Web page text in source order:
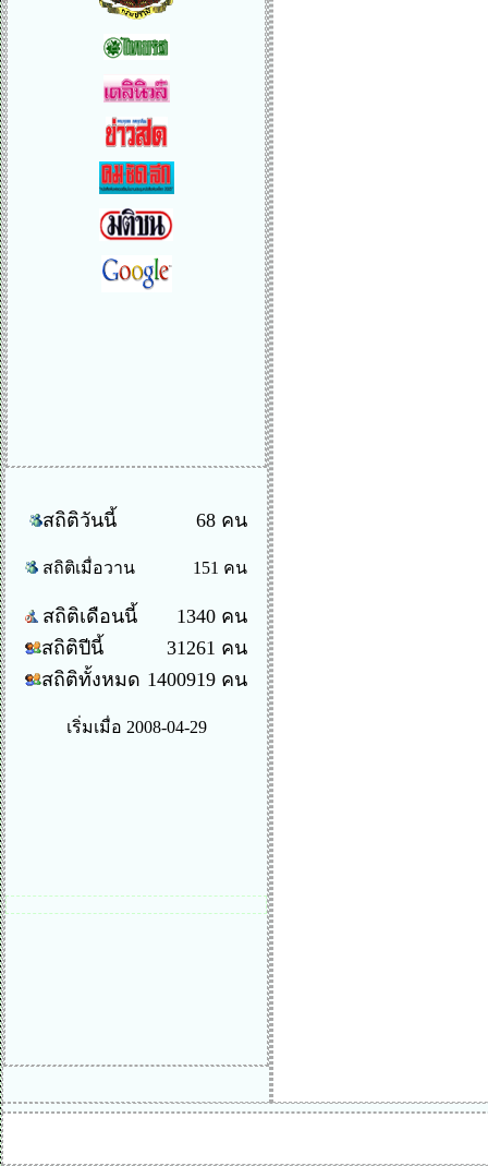
สถิติวันนี้ 68 คน
สถิติเมื่อวาน 151 คน
สถิติเดือนนี้
สถิติปีนี้
สถิติทั้งหมด
1340 คน
31261 คน
1400919 คน
เริ่มเมื่อ 2008-04-29